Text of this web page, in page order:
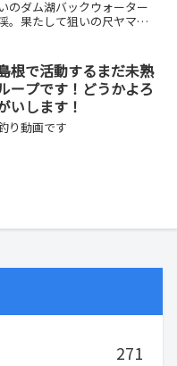
のダム湖バックウォーター
。果たして狙いの尺ヤマメ
根で活動するまだ未熟
ープです！どうかよろ
いします！
り動画です
271